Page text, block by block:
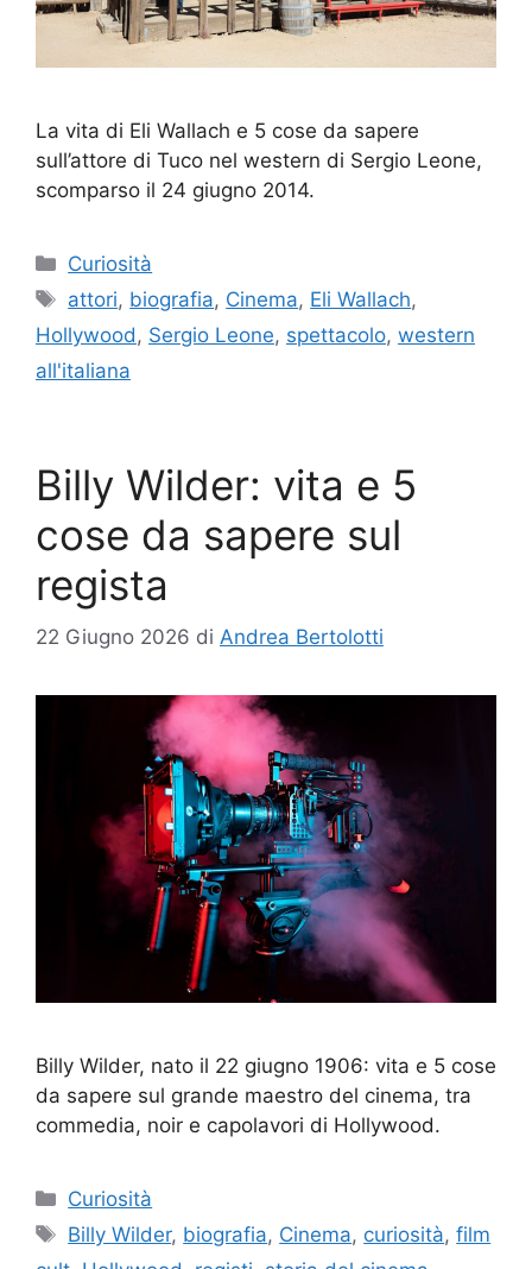
La vita di Eli Wallach e 5 cose da sapere
sull’attore di Tuco nel western di Sergio Leone,
scomparso il 24 giugno 2014.
Categorie
Curiosità
Tag
attori, biografia, Cinema, Eli Wallach,
Hollywood , Sergio Leone, spettacolo, western
all'italiana
Billy Wilder: vita e 5
cose da sapere sul
regista
22 Giugno 2026 di Andrea Bertolotti
Billy Wilder, nato il 22 giugno 1906: vita e 5 cose
da sapere sul grande maestro del cinema, tra
commedia, noir e capolavori di Hollywood.
Categorie
Curiosità
Tag
Billy Wilder, biografia, Cinema, curiosità,film